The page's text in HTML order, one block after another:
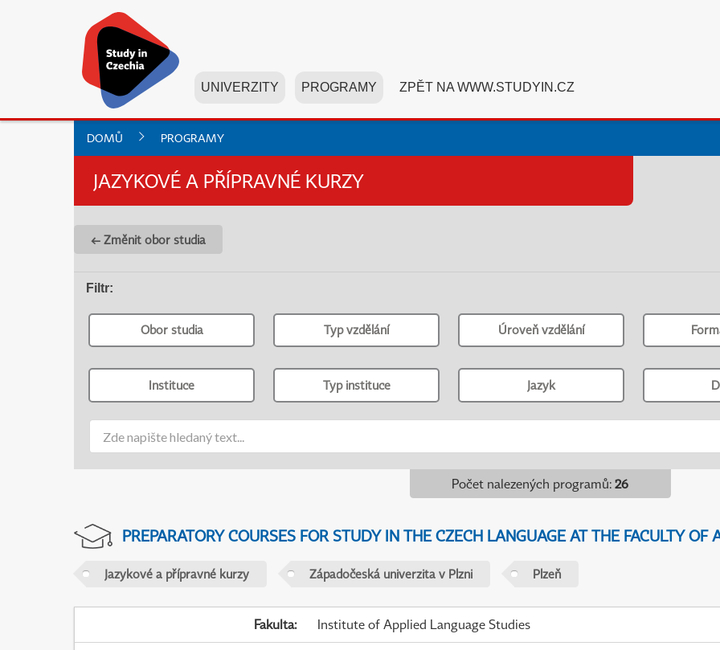
UNIVERZITY PROGRAMY ZPĚT NA WWW.STUDYIN.CZ
DOMŮ PROGRAMY
JAZYKOVÉ A PŘÍPRAVNÉ KURZY
← Změnit obor studia
Filtr:
Obor studia Typ vzdělání Úroveň vzdělání
Instituce Typ instituce Jazyk
Počet nalezených programů: 26
PREPARATORY COURSES FOR STUDY IN THE CZECH LANGUAGE AT THE FACULTY OF
Jazykové a přípravné kurzy Západočeská univerzita v Plzni Plzeň
Fakulta: Institute of Applied Language Studies